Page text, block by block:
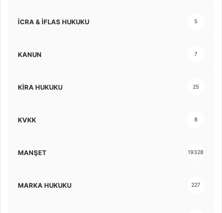
İCRA & İFLAS HUKUKU 5
KANUN 7
KİRA HUKUKU 25
KVKK 8
MANŞET 19328
MARKA HUKUKU 227